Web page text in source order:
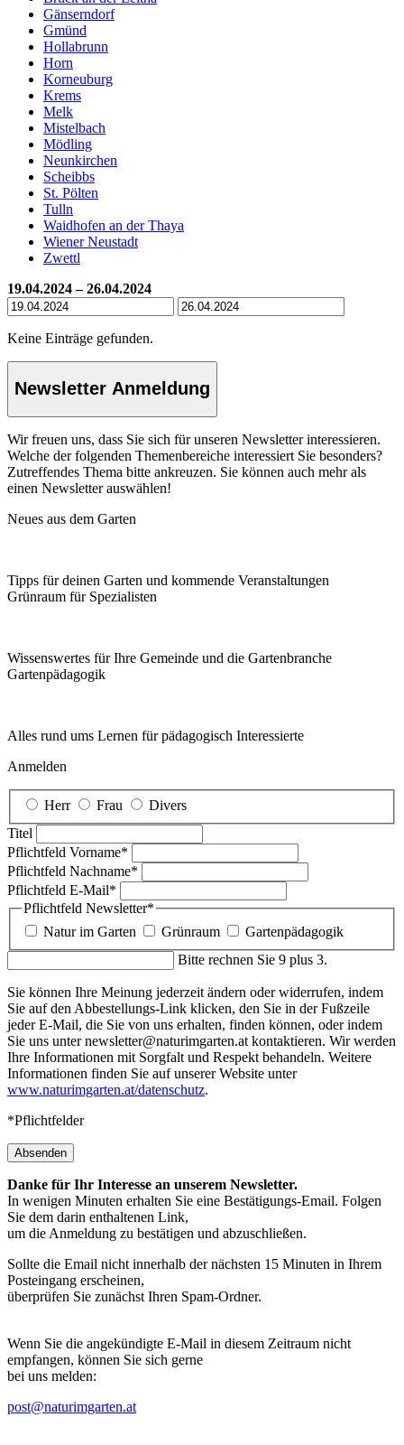
Gänserndorf
Gmünd
Hollabrunn
Horn
Korneuburg
Krems
Melk
Mistelbach
Mödling
Neunkirchen
Scheibbs
St. Pölten
Tulln
Waidhofen an der Thaya
Wiener Neustadt
Zwettl
19.04.2024 – 26.04.2024
Keine Einträge gefunden.
Newsletter Anmeldung
Wir freuen uns, dass Sie sich für unseren Newsletter interessieren.
Welche der folgenden Themenbereiche interessiert Sie besonders?
Zutreffendes Thema bitte ankreuzen. Sie können auch mehr als
einen Newsletter auswählen!
Neues aus dem Garten
Tipps für deinen Garten und kommende Veranstaltungen
Grünraum für Spezialisten
Wissenswertes für Ihre Gemeinde und die Gartenbranche
Garten­pädagogik
Alles rund ums Lernen für pädagogisch Interessierte
Anmelden
Herr Frau
Divers
Titel
Pflichtfeld Vorname*
Pflichtfeld Nachname*
Pflichtfeld E-Mail*
Pflichtfeld Newsletter*
Natur im Garten
Grünraum
Gartenpädagogik
Bitte rechnen Sie 9 plus 3.
Sie können Ihre Meinung jederzeit ändern oder widerrufen, indem
Sie auf den Abbestellungs-Link klicken, den Sie in der Fußzeile
jeder E-Mail, die Sie von uns erhalten, finden können, oder indem
Sie uns unter newsletter@naturimgarten.at kontaktieren. Wir werden
Ihre Informationen mit Sorgfalt und Respekt behandeln. Weitere
Informationen finden Sie auf unserer Website unter
www.naturimgarten.at/datenschutz.
*Pflichtfelder
Absenden
Danke für Ihr Interesse an unserem Newsletter.
In wenigen Minuten erhalten Sie eine Bestätigungs-Email. Folgen
Sie dem darin enthaltenen Link,
um die Anmeldung zu bestätigen und abzuschließen.
Sollte die Email nicht innerhalb der nächsten 15 Minuten in Ihrem
Posteingang erscheinen,
überprüfen Sie zunächst Ihren Spam-Ordner.
Wenn Sie die angekündigte E-Mail in diesem Zeitraum nicht
empfangen, können Sie sich gerne
bei uns melden:
post@naturimgarten.at